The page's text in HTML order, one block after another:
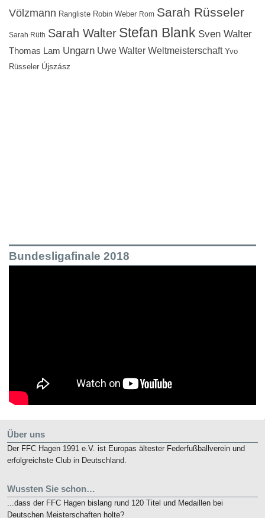
Völzmann Rangliste Robin Weber Rom Sarah Rüsseler
Sarah Rüth Sarah Walter Stefan Blank Sven Walter
Thomas Lam Ungarn Uwe Walter Weltmeisterschaft Yvo
Rüsseler Újszász
Bundesligafinale 2018
Über uns
Der FFC Hagen 1991 e.V. ist Europas ältester Federfußballverein und
erfolgreichste Club in Deutschland.
Wussten Sie schon…
...dass der FFC Hagen bislang rund 120 Titel und Medaillen bei
Deutschen Meisterschaften holte?